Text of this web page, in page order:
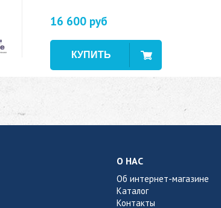
16 600 руб
О НАС
Об интернет-магазине
Каталог
Контакты